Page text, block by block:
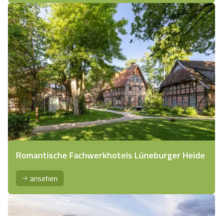
Romantische Fachwerkhotels Lüneburger Heide
ansehen